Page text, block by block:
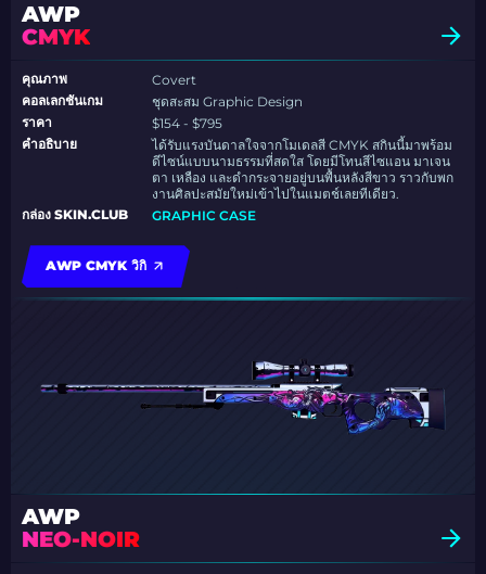
AWP
CMYK
คุณภาพ
Covert
คอลเลกชันเกม
ชุดสะสม Graphic Design
ราคา
$154 - $795
คำอธิบาย
ได้รับแรงบันดาลใจจากโมเดลสี CMYK สกินนี้มาพร้อม
ดีไซน์แบบนามธรรมที่สดใส โดยมีโทนสีไซแอน มาเจน
ตา เหลือง และดำกระจายอยู่บนพื้นหลังสีขาว ราวกับพก
งานศิลปะสมัยใหม่เข้าไปในแมตช์เลยทีเดียว.
กล่อง SKIN.CLUB
GRAPHIC CASE
AWP CMYK วิกิ
AWP
NEO-NOIR